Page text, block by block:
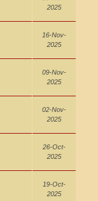
2025
16-Nov-
2025
09-Nov-
2025
02-Nov-
2025
26-Oct-
2025
19-Oct-
2025